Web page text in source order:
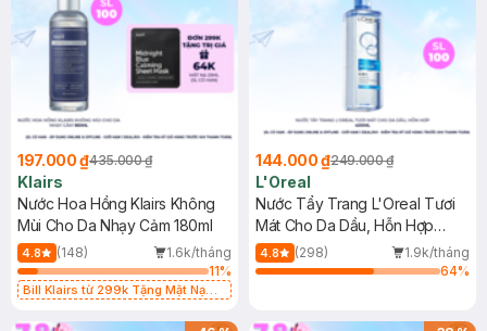
197.000 ₫435.000 ₫
Klairs
Nước Hoa Hồng Klairs Không
Mùi Cho Da Nhạy Cảm 180ml
4.8 (148)
1.6k/tháng
11%
Bill Klairs từ 299k Tặng Mặt Nạ
25ml (SL Có Hạn)
144.000 ₫249.000 ₫
L'Oreal
Nước Tẩy Trang L'Oreal Tươi
Mát Cho Da Dầu, Hỗn Hợp
400ml
4.8 (298)
1.9k/tháng
64%